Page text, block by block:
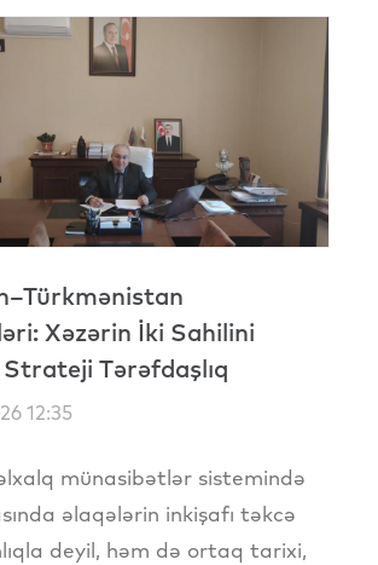
Xəzərin İki Sahilini
Tərəfdaşlıq
12:35
münasibətlər sistemində
əlaqələrin inkişafı təkcə
deyil, həm də ortaq tarixi,